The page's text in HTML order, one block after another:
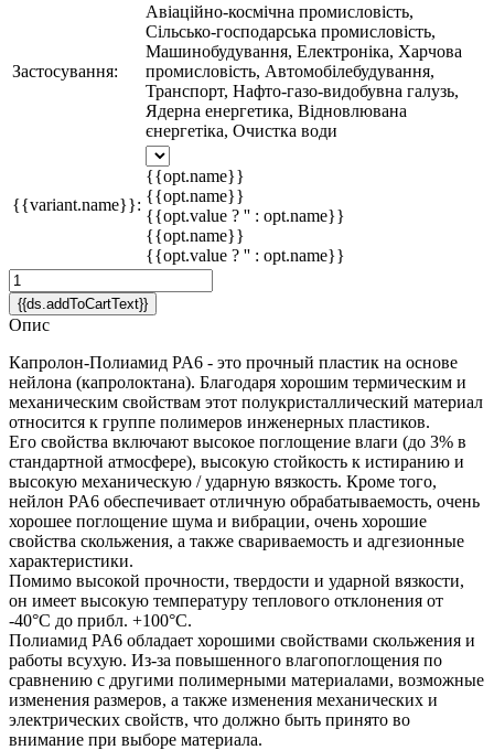
Застосування:
Авіаційно-космічна промисловість,
Сільсько-господарська промисловість,
Машинобудування, Електроніка, Харчова
промисловість, Автомобілебудування,
Транспорт, Нафто-газо-видобувна галузь,
Ядерна енергетика, Відновлювана
єнергетіка, Очистка води
{{variant.name}}:
{{opt.name}}
{{opt.name}}
{{opt.value ? '' : opt.name}}
{{opt.name}}
{{opt.value ? '' : opt.name}}
{{ds.addToCartText}}
Опис
Капролон-Полиамид PA6 - это прочный пластик на основе
нейлона (капролоктана). Благодаря хорошим термическим и
механическим свойствам этот полукристаллический материал
относится к группе полимеров инженерных пластиков.
Его свойства включают высокое поглощение влаги (до 3% в
стандартной атмосфере), высокую стойкость к истиранию и
высокую механическую / ударную вязкость. Кроме того,
нейлон PA6 обеспечивает отличную обрабатываемость, очень
хорошее поглощение шума и вибрации, очень хорошие
свойства скольжения, а также свариваемость и адгезионные
характеристики.
Помимо высокой прочности, твердости и ударной вязкости,
он имеет высокую температуру теплового отклонения от
-40°C до прибл. +100°С.
Полиамид PA6 обладает хорошими свойствами скольжения и
работы всухую. Из-за повышенного влагопоглощения по
сравнению с другими полимерными материалами, возможные
изменения размеров, а также изменения механических и
электрических свойств, что должно быть принято во
внимание при выборе материала.